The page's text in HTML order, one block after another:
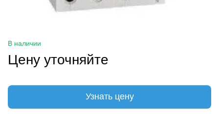
В наличии
Цену уточняйте
Узнать цену